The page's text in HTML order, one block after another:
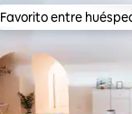
Favorito entre
Favorito entre